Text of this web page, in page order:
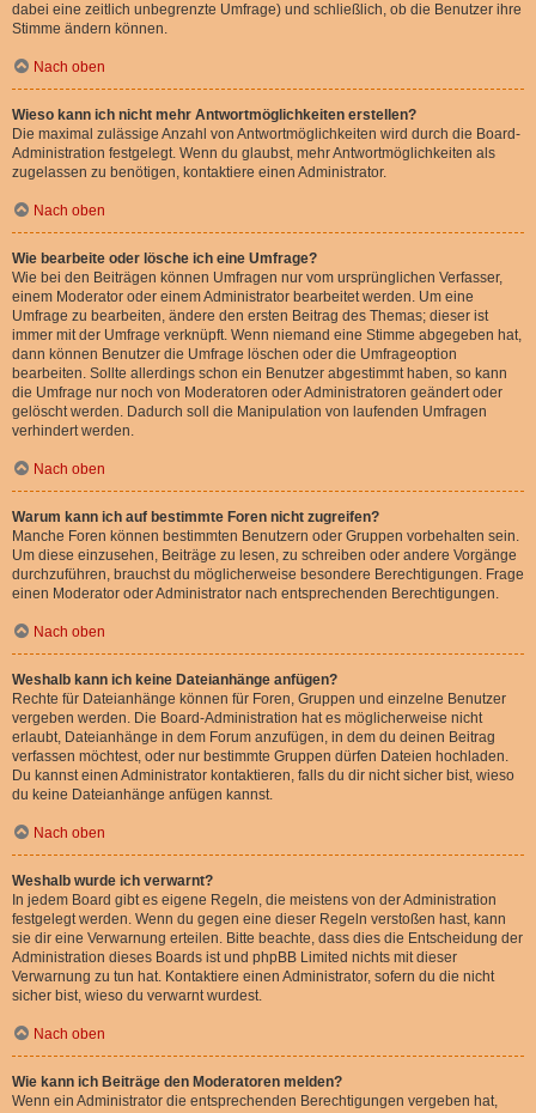
dabei eine zeitlich unbegrenzte Umfrage) und schließlich, ob die Benutzer ihre
Stimme ändern können.
Nach oben
Wieso kann ich nicht mehr Antwortmöglichkeiten erstellen?
Die maximal zulässige Anzahl von Antwortmöglichkeiten wird durch die Board-
Administration festgelegt. Wenn du glaubst, mehr Antwortmöglichkeiten als
zugelassen zu benötigen, kontaktiere einen Administrator.
Nach oben
Wie bearbeite oder lösche ich eine Umfrage?
Wie bei den Beiträgen können Umfragen nur vom ursprünglichen Verfasser,
einem Moderator oder einem Administrator bearbeitet werden. Um eine
Umfrage zu bearbeiten, ändere den ersten Beitrag des Themas; dieser ist
immer mit der Umfrage verknüpft. Wenn niemand eine Stimme abgegeben hat,
dann können Benutzer die Umfrage löschen oder die Umfrageoption
bearbeiten. Sollte allerdings schon ein Benutzer abgestimmt haben, so kann
die Umfrage nur noch von Moderatoren oder Administratoren geändert oder
gelöscht werden. Dadurch soll die Manipulation von laufenden Umfragen
verhindert werden.
Nach oben
Warum kann ich auf bestimmte Foren nicht zugreifen?
Manche Foren können bestimmten Benutzern oder Gruppen vorbehalten sein.
Um diese einzusehen, Beiträge zu lesen, zu schreiben oder andere Vorgänge
durchzuführen, brauchst du möglicherweise besondere Berechtigungen. Frage
einen Moderator oder Administrator nach entsprechenden Berechtigungen.
Nach oben
Weshalb kann ich keine Dateianhänge anfügen?
Rechte für Dateianhänge können für Foren, Gruppen und einzelne Benutzer
vergeben werden. Die Board-Administration hat es möglicherweise nicht
erlaubt, Dateianhänge in dem Forum anzufügen, in dem du deinen Beitrag
verfassen möchtest, oder nur bestimmte Gruppen dürfen Dateien hochladen.
Du kannst einen Administrator kontaktieren, falls du dir nicht sicher bist, wieso
du keine Dateianhänge anfügen kannst.
Nach oben
Weshalb wurde ich verwarnt?
In jedem Board gibt es eigene Regeln, die meistens von der Administration
festgelegt werden. Wenn du gegen eine dieser Regeln verstoßen hast, kann
sie dir eine Verwarnung erteilen. Bitte beachte, dass dies die Entscheidung der
Administration dieses Boards ist und phpBB Limited nichts mit dieser
Verwarnung zu tun hat. Kontaktiere einen Administrator, sofern du die nicht
sicher bist, wieso du verwarnt wurdest.
Nach oben
Wie kann ich Beiträge den Moderatoren melden?
Wenn ein Administrator die entsprechenden Berechtigungen vergeben hat,